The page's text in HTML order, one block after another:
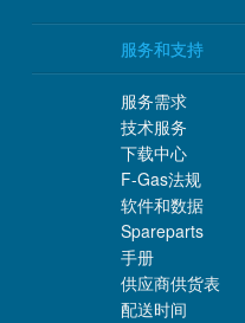
服务和支持
服务需求
技术服务
下载中心
F-Gas法规
软件和数据
Spareparts
手册
供应商供货表
配送时间